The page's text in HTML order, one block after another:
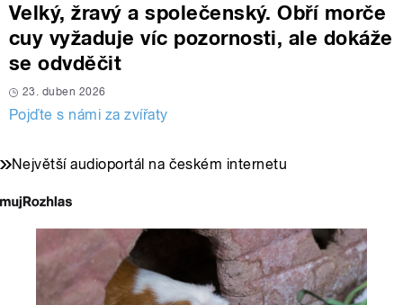
Velký, žravý a společenský. Obří morče
cuy vyžaduje víc pozornosti, ale dokáže
se odvděčit
23. duben 2026
Pojďte s námi za zvířaty
Největší audioportál na českém internetu